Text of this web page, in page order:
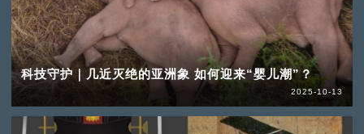
科技守护｜几近灭绝的亚洲象 如何迎来“婴儿潮”？
2025-10-13